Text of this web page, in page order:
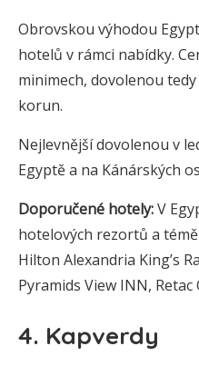
Obrovskou výhodou
hotelů v rámci nabídky.
minimech, dovolenou
korun.
Nejlevnější dovolenou v
Egyptě a na Kánárských
Doporučené hotely:V
hotelových rezortů a
Hilton Alexandria King’s
Pyramids View INN, Retac
4. Kapverdy